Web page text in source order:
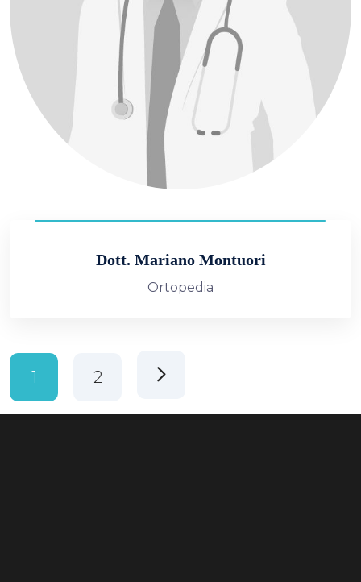
Dott. Mariano Montuori
Ortopedia
1 2